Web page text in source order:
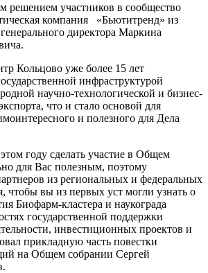
решением участников в сообщество
компания «Бьютитренд» из
директора Маркина
Кольцово уже более 15 лет
инфраструктурой
научно-технологической и бизнес-
что и стало основой для
и полезного для Дела
году сделать участие в Общем
для Вас полезным, поэтому
из региональных и федеральных
чтобы вы из первых уст могли узнать о
Биофарм-кластера и наукограда
государственной поддержки
инвестиционных проектов и
прикладную часть повестки
на Общем собрании Сергей